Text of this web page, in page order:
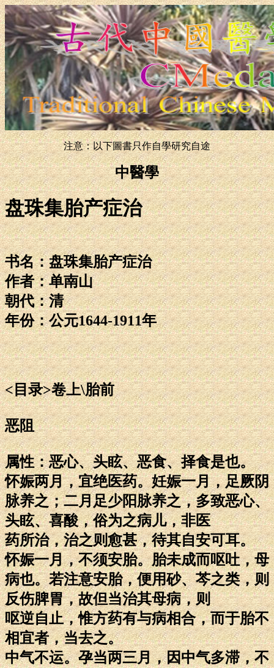
注意：以下圖書只作自學研究自途
中醫學
盘珠集胎产症治
书名：盘珠集胎产症治
作者：单南山
朝代：清
年份：公元1644-1911年
<目录>卷上\胎前
恶阻
属性：恶心、头眩、恶食、择食是也。
怀娠两月，宜绝医药。妊娠一月，足厥阴
脉养之；二月足少阳脉养之，多致恶心、
头眩、喜酸，俗为之病儿，非医
药所治，治之则愈甚，待其自安可耳。
怀娠一月，不须安胎。胎未成而呕吐，母
病也。若注意安胎，便用砂、芩之类，则
反伤脾胃，故但当治其母病，则
呕逆自止，惟方药有与病相合，而于胎不
相宜者，当去之。
中气不运。孕当两三月，因中气多滞，不